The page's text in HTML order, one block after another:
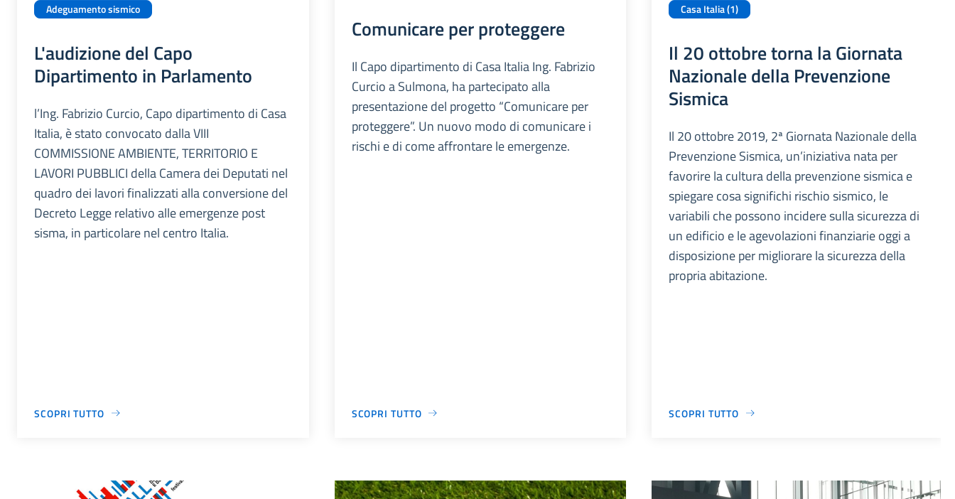
Adeguamento sismico
L'audizione del Capo
Dipartimento in Parlamento
l’Ing. Fabrizio Curcio, Capo dipartimento di Casa
Italia, è stato convocato dalla VIII
COMMISSIONE AMBIENTE, TERRITORIO E
LAVORI PUBBLICI della Camera dei Deputati nel
quadro dei lavori finalizzati alla conversione del
Decreto Legge relativo alle emergenze post
sisma, in particolare nel centro Italia.
SCOPRI TUTTO
Comunicare per proteggere
Il Capo dipartimento di Casa Italia Ing. Fabrizio
Curcio a Sulmona, ha partecipato alla
presentazione del progetto “Comunicare per
proteggere”. Un nuovo modo di comunicare i
rischi e di come affrontare le emergenze.
SCOPRI TUTTO
Casa Italia (1)
Il 20 ottobre torna la Giornata
Nazionale della Prevenzione
Sismica
Il 20 ottobre 2019, 2ª Giornata Nazionale della
Prevenzione Sismica, un’iniziativa nata per
favorire la cultura della prevenzione sismica e
spiegare cosa significhi rischio sismico, le
variabili che possono incidere sulla sicurezza di
un edificio e le agevolazioni finanziarie oggi a
disposizione per migliorare la sicurezza della
propria abitazione.
SCOPRI TUTTO